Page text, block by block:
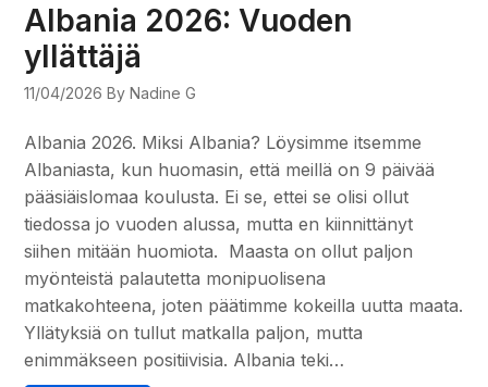
Albania 2026: Vuoden
yllättäjä
11/04/2026 By Nadine G
Albania 2026. Miksi Albania? Löysimme itsemme
Albaniasta, kun huomasin, että meillä on 9 päivää
pääsiäislomaa koulusta. Ei se, ettei se olisi ollut
tiedossa jo vuoden alussa, mutta en kiinnittänyt
siihen mitään huomiota. Maasta on ollut paljon
myönteistä palautetta monipuolisena
matkakohteena, joten päätimme kokeilla uutta maata.
Yllätyksiä on tullut matkalla paljon, mutta
enimmäkseen positiivisia. Albania teki…